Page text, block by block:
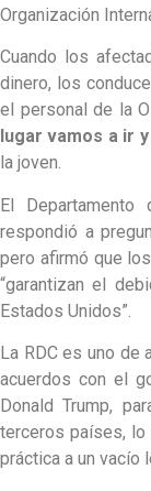
Organización
Cuando los
dinero, los
el personal de la
lugar vamos a ir
la joven.
El Departamento
respondió a
pero afirmó que
“garantizan el
Estados Unidos”.
La RDC es uno
acuerdos con el
Donald Trump,
terceros países, lo
práctica a un vacío